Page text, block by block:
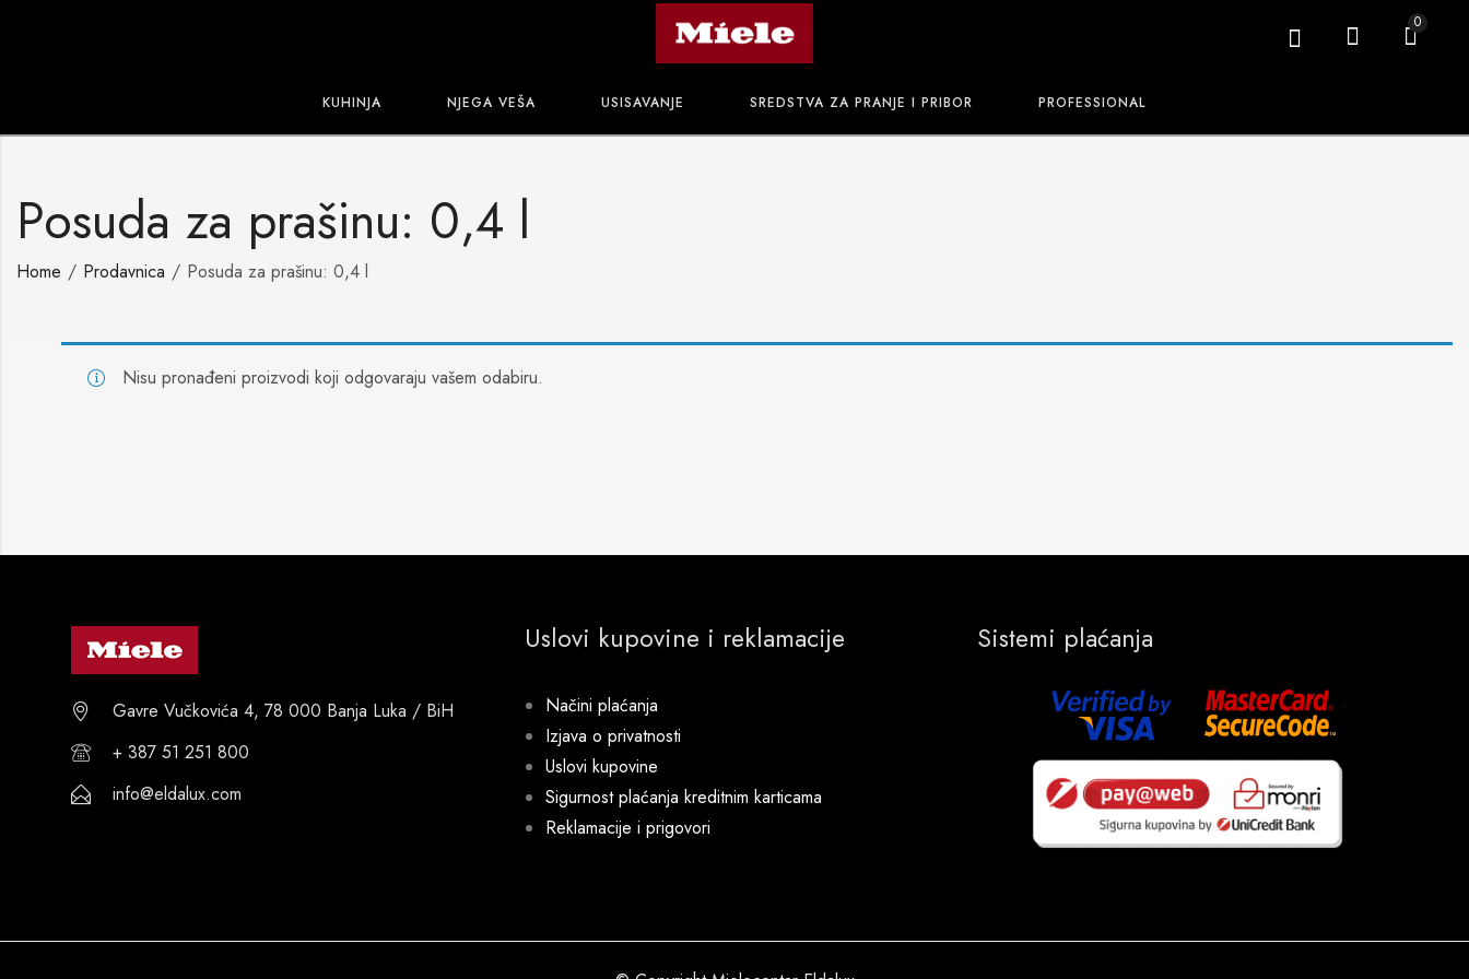
0
KUHINJA NJEGA VEŠA USISAVANJE SREDSTVA ZA PRANJE I PRIBOR PROFESSIONAL
Posuda za prašinu: 0,4 l
Home Prodavnica Posuda za prašinu: 0,4 l
Nisu pronađeni proizvodi koji odgovaraju vašem odabiru.
Gavre Vučkovića 4, 78 000 Banja Luka / BiH
+ 387 51 251 800
info@eldalux.com
Uslovi kupovine i reklamacije
Načini plaćanja
Izjava o privatnosti
Uslovi kupovine
Sigurnost plaćanja kreditnim karticama
Reklamacije i prigovori
Sistemi plaćanja